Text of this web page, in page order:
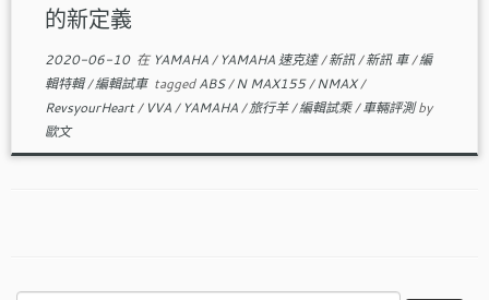
的新定義
2020-06-10在 YAMAHA/ YAMAHA 速克達/新訊/新訊 車/編
輯特輯/編輯試車 taggedABS/N MAX155/NMAX/
RevsyourHeart/ VVA/ YAMAHA/旅行羊/編輯試乘/車輛評測by
歐文